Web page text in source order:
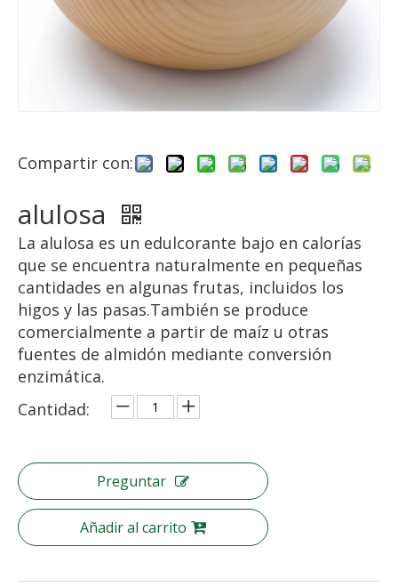
Compartir con:
alulosa
La alulosa es un edulcorante bajo en calorías
que se encuentra naturalmente en pequeñas
cantidades en algunas frutas, incluidos los
higos y las pasas.También se produce
comercialmente a partir de maíz u otras
fuentes de almidón mediante conversión
enzimática.
Cantidad:
Preguntar
Añadir al carrito